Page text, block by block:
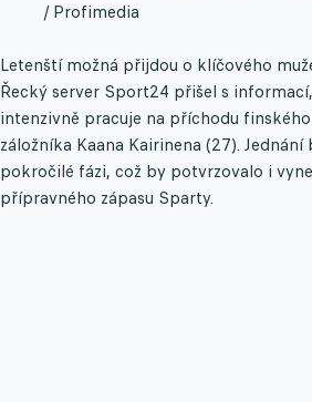
/ Profimedia
Letenští možná přijdou o klíčového
Řecký server Sport24 přišel s
intenzivně pracuje na příchodu
záložníka Kaana Kairinena (27).
pokročilé fázi, což by potvrzovalo i
přípravného zápasu Sparty.